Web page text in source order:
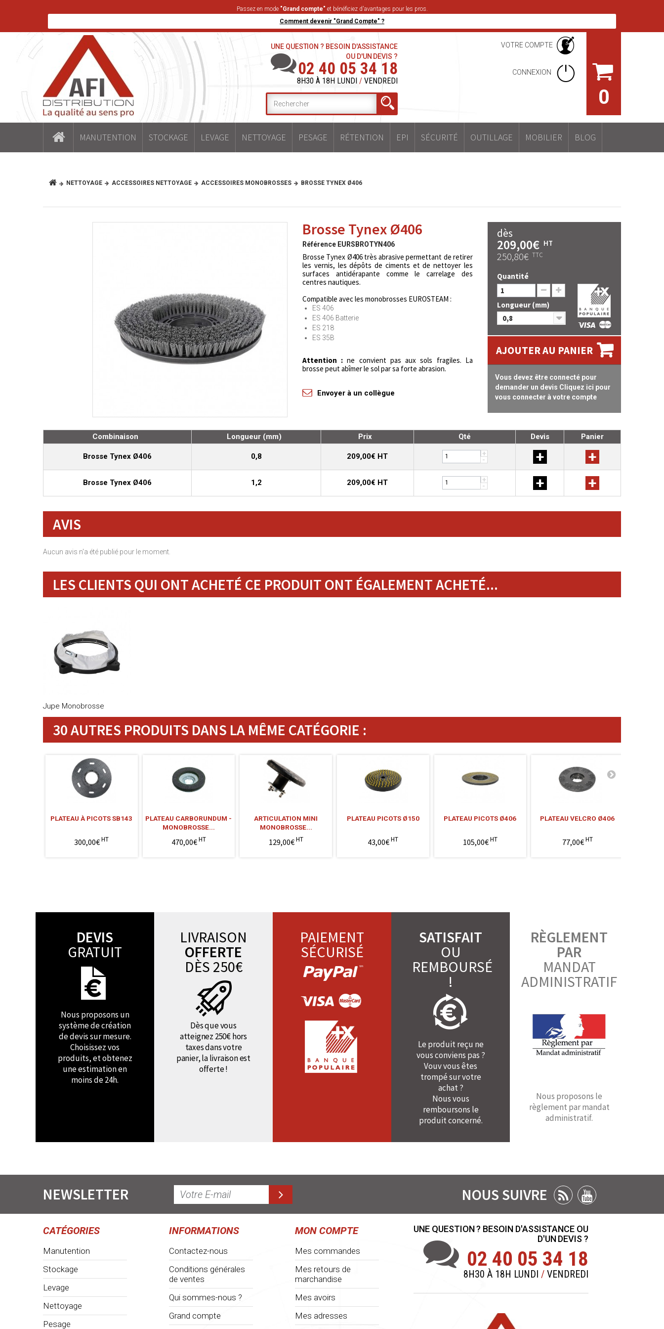
Passez en mode "Grand compte" et bénéficiez d'avantages pour les pros.
Comment devenir "Grand Compte" ?
0
VOTRE COMPTE
CONNEXION
UNE QUESTION ? BESOIN D'ASSISTANCE
OU D'UN DEVIS ?
02 40 05 34 18
8H30 À 18H LUNDI / VENDREDI
MANUTENTION STOCKAGE LEVAGE NETTOYAGE PESAGE RÉTENTION EPI SÉCURITÉ OUTILLAGE MOBILIER BLOG
NETTOYAGE ACCESSOIRES NETTOYAGE ACCESSOIRES MONOBROSSES BROSSE TYNEX Ø406
Brosse Tynex Ø406
Référence EURSBROTYN406
Brosse Tynex Ø406 très abrasive permettant de retirer
les vernis, les dépôts de ciments et de nettoyer les
surfaces antidérapante comme le carrelage des
centres nautiques.
Compatible avec les monobrosses EUROSTEAM :
ES 406
ES 406 Batterie
ES 218
ES 35B
Attention : ne convient pas aux sols fragiles. La
brosse peut abîmer le sol par sa forte abrasion.
Envoyer à un collègue
dès
209,00€ HT
250,80€ TTC
Quantité
Longueur (mm)
0,8
AJOUTER AU PANIER
Vous devez être connecté pour
demander un devis Cliquez ici pour
vous connecter à votre compte
Combinaison Longueur (mm) Prix Qté Devis Panier
Brosse Tynex Ø406 0,8 209,00€ HT +
- + +
Brosse Tynex Ø406 1,2 209,00€ HT +
- + +
AVIS
Aucun avis n'a été publié pour le moment.
LES CLIENTS QUI ONT ACHETÉ CE PRODUIT ONT ÉGALEMENT ACHETÉ...
Jupe Monobrosse
30 AUTRES PRODUITS DANS LA MÊME CATÉGORIE :
PLATEAU À PICOTS SB143
300,00€HT
PLATEAU CARBORUNDUM -
MONOBROSSE...
470,00€HT
ARTICULATION MINI
MONOBROSSE...
129,00€HT
PLATEAU PICOTS Ø150
43,00€HT
PLATEAU PICOTS Ø406
105,00€HT
PLATEAU VELCRO Ø406
77,00€HT
DEVIS
GRATUIT
Nous proposons un
système de création
de devis sur mesure.
Choisissez vos
produits, et obtenez
une estimation en
moins de 24h.
LIVRAISON
OFFERTE
DÈS 250€
Dès que vous
atteignez 250€ hors
taxes dans votre
panier, la livraison est
offerte !
PAIEMENT
SÉCURISÉ
SATISFAIT
OU
REMBOURSÉ
!
Le produit reçu ne
vous conviens pas ?
Vouv vous êtes
trompé sur votre
achat ?
Nous vous
remboursons le
produit concerné.
RÈGLEMENT
PAR
MANDAT
ADMINISTRATIF
Nous proposons le
règlement par mandat
administratif.
NEWSLETTER NOUS SUIVRE
CATÉGORIES
Manutention
Stockage
Levage
Nettoyage
Pesage
INFORMATIONS
Contactez-nous
Conditions générales
de ventes
Qui sommes-nous ?
Grand compte
MON COMPTE
Mes commandes
Mes retours de
marchandise
Mes avoirs
Mes adresses
UNE QUESTION ? BESOIN D'ASSISTANCE OU
D'UN DEVIS ?
02 40 05 34 18
8H30 À 18H LUNDI / VENDREDI